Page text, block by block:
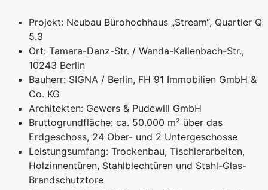
Projekt: Neubau Bürohochhaus „Stream“, Quartier Q
5.3
Ort: Tamara-Danz-Str. / Wanda-Kallenbach-Str.,
10243 Berlin
Bauherr: SIGNA / Berlin, FH 91 Immobilien GmbH &
Co. KG
Architekten: Gewers & Pudewill GmbH
Bruttogrundfläche: ca. 50.000 m² über das
Erdgeschoss, 24 Ober- und 2 Untergeschosse
Leistungsumfang: Trockenbau, Tischlerarbeiten,
Holzinnentüren, Stahlblechtüren und Stahl-Glas-
Brandschutztore